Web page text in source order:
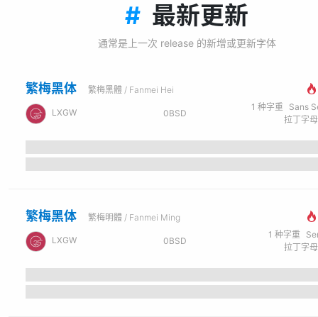
# 最新更新
通常是上一次 release 的新增或更新字体
繁梅黑体 繁梅黑體 / Fanmei Hei
LXGW 0BSD
1 种字重 Sans Serif
繁梅黑体 繁梅明體 / Fanmei Ming
LXGW 0BSD
1 种字重